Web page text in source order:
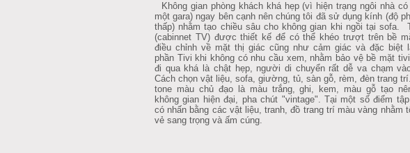
Không gian phòng khách khá hẹp (vì hiện trạng ngôi nhà
một gara) ngay bên cạnh nên chúng tôi đã sử dụng kính (độ
thấp) nhằm tạo chiều sâu cho không gian khi ngồi tại sofa.
(cabinnet TV) được thiết kế để có thể khéo trượt trên bề
điều chỉnh về mặt thị giác cũng như cảm giác và đặc biệt
phần Tivi khi không có nhu cầu xem, nhằm bảo vệ bề mặt
đi qua khá là chật hẹp, người di chuyển rất dễ va chạm
Cách chọn vật liệu, sofa, giường, tủ, sàn gỗ, rèm, đèn trang
tone màu chủ đạo là màu trắng, ghi, kem, màu gỗ tạo
không gian hiện đại, pha chút "vintage". Tại một số điểm
có nhấn bằng các vật liệu, tranh, đồ trang trí màu vàng nhằm
vẻ sang trọng và ấm cúng.